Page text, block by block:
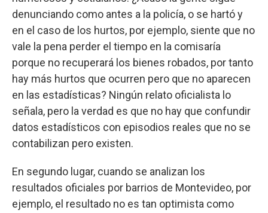
denunciando como antes a la policía, o se hartó y
en el caso de los hurtos, por ejemplo, siente que no
vale la pena perder el tiempo en la comisaría
porque no recuperará los bienes robados, por tanto
hay más hurtos que ocurren pero que no aparecen
en las estadísticas? Ningún relato oficialista lo
señala, pero la verdad es que no hay que confundir
datos estadísticos con episodios reales que no se
contabilizan pero existen.
En segundo lugar, cuando se analizan los
resultados oficiales por barrios de Montevideo, por
ejemplo, el resultado no es tan optimista como